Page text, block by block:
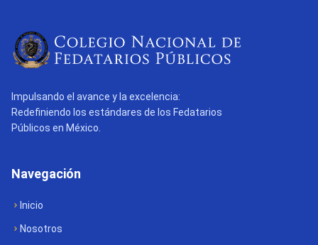
Impulsando el avance y la excelencia:
Redefiniendo los estándares de los Fedatarios
Públicos en México.
Navegación
Inicio
Nosotros